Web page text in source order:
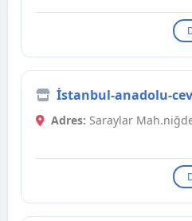
İstanbul-anadolu-
Adres: Saraylar